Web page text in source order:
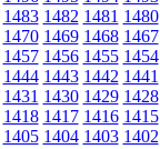
1483 1482 1481 1480
1470 1469 1468 1467
1457 1456 1455 1454
1444 1443 1442 1441
1431 1430 1429 1428
1418 1417 1416 1415
1405 1404 1403 1402